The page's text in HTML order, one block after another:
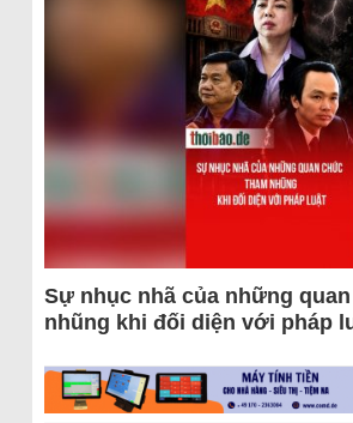
Sự nhục nhã của những
nhũng khi đối diện với pháp